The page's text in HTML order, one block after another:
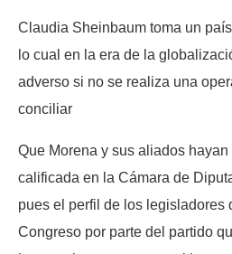
Claudia Sheinbaum toma un
lo cual en la era de la
adverso si no se realiza una
conciliar
Que Morena y sus aliados
calificada en la Cámara de
pues el perfil de los legisladores
Congreso por parte del partido